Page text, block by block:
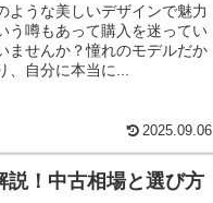
ような美しいデザインで魅力
う噂もあって購入を迷ってい
せんか？憧れのモデルだか
自分に本当に...
2025.09.06
説！中古相場と選び方